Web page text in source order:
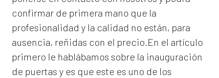
confirmar de primera mano que la
profesionalidad y la calidad no están, para
ausencia, reñidas con el precio.En el artículo
primero le hablábamos sobre la inauguración
de puertas y es que este es uno de los